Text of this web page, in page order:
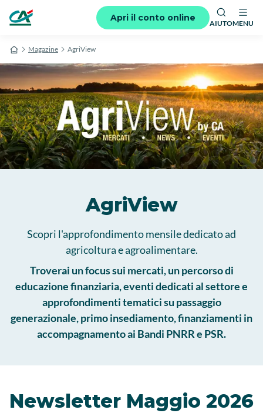
Apri il conto online
AIUTOMENU
Magazine AgriView
AgriView
Scopri l'approfondimento mensile dedicato ad
agricoltura e agroalimentare.
Troverai un focus sui mercati, un percorso di
educazione finanziaria, eventi dedicati al settore e
approfondimenti tematici su passaggio
generazionale, primo insediamento, finanziamenti in
accompagnamento ai Bandi PNRR e PSR.
Newsletter Maggio 2026